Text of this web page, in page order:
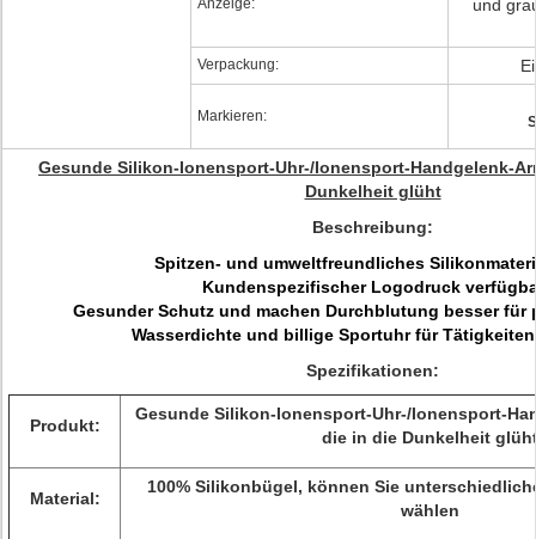
Anzeige:
und
Verpackung:
Markieren:
Gesunde Silikon-Ionensport-Uhr-/Ionensport-Handgelenk-
Dunkelheit glüht
Beschreibung:
Spitzen- und umweltfreundliches
Kundenspezifischer Logodruck
Gesunder Schutz und machen Durchblutung besser für
Wasserdichte und billige Sportuhr für
Spezifikationen:
Produkt:
Gesunde Silikon-Ionensport-Uhr-/Ionensport-
die in die Dunkelheit
Material:
100% Silikonbügel, können Sie
wählen